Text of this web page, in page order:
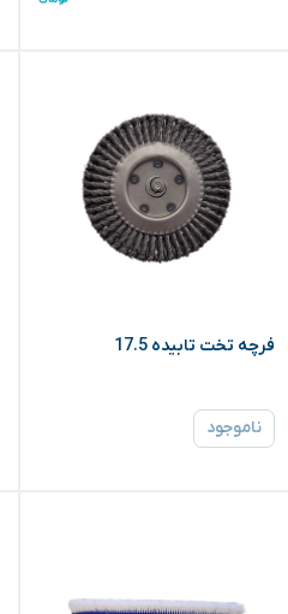
فرچه تخت تابیده 17.5
ناموجود